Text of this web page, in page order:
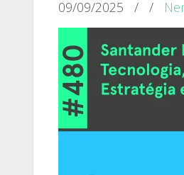
09/09/2025 / /